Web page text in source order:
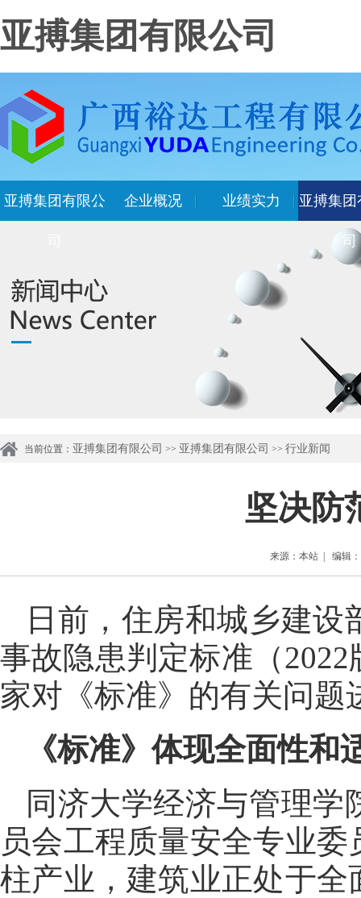
亚搏集团有限公司
亚搏集团有限公 企业概况 业绩实力 亚搏集团
司
当前位置： 亚搏集团有限公司 >> 亚搏集团有限公司 >> 行业新闻
坚决防
来源：本站 | 编辑
日前，住房和城乡建
事故隐患判定标准（
家对《标准》的有关问题
《标准》体现全面性
同济大学经济与管理
员会工程质量安全专业
柱产业，建筑业正处于